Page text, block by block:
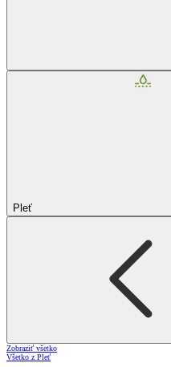
Pleť
Zobraziť všetko
Všetko z Pleť